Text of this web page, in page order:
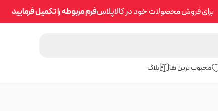
برای فروش محصولات خود در کالاپلاسفرم مربوطه را تکمیل فرمایید
محبوب ترین ها بلاگ